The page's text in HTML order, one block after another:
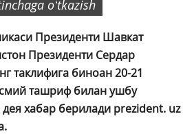
oʻtkazish
Президенти Шавкат
Президенти Сердар
таклифига биноан 20-21
ташриф билан ушбу
хабар берилади prezident. uz